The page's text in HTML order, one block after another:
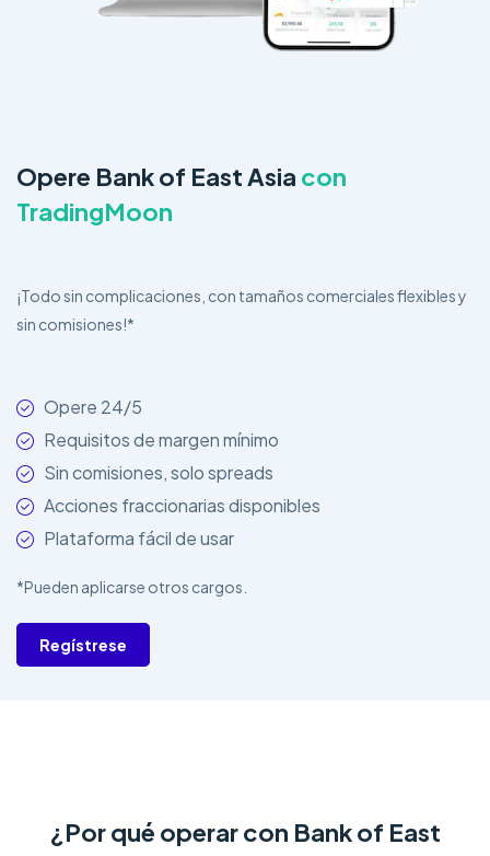
Opere Bank of East Asia con
TradingMoon
¡Todo sin complicaciones, con tamaños comerciales flexibles y
sin comisiones!*
Opere 24/5
Requisitos de margen mínimo
Sin comisiones, solo spreads
Acciones fraccionarias disponibles
Plataforma fácil de usar
*Pueden aplicarse otros cargos.
Regístrese
¿Por qué operar con Bank of East